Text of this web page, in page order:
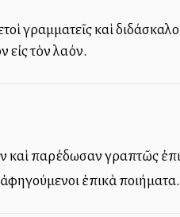
γραμματεῖς καὶ
εἰς τὸν λαόν.
καὶ παρέδωσαν γραπτῶς
ἀφηγούμενοι ἐπικὰ ποιήματα.